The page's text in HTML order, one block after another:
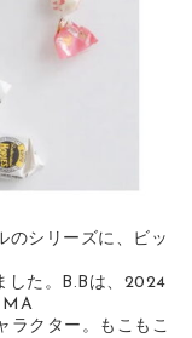
のシリーズに、ビッ
した。B.Bは、2024
MA
ラクター。もこもこ